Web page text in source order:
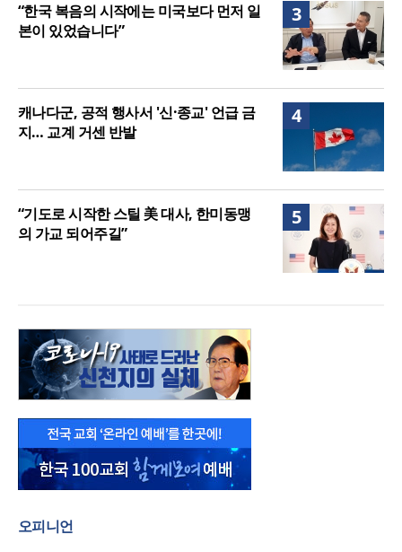
3
“한국 복음의 시작에는 미국보다 먼저 일
본이 있었습니다”
4
캐나다군, 공적 행사서 '신·종교' 언급 금
지… 교계 거센 반발
5
“기도로 시작한 스틸 美 대사, 한미동맹
의 가교 되어주길”
오피니언